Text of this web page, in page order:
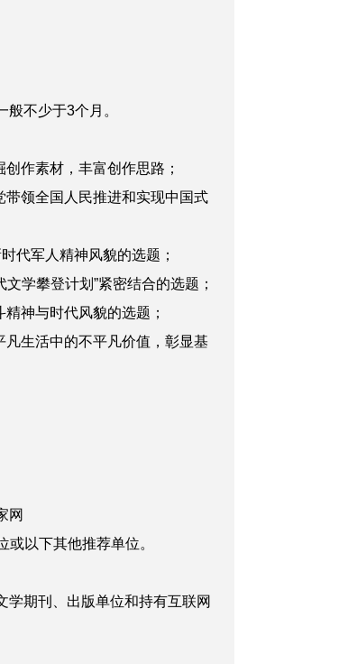
不少于3个月。
作素材，丰富创作思路；
领全国人民推进和实现中国式
代军人精神风貌的选题；
学攀登计划”紧密结合的选题；
神与时代风貌的选题；
生活中的不平凡价值，彰显基
网
以下其他推荐单位。
期刊、出版单位和持有互联网